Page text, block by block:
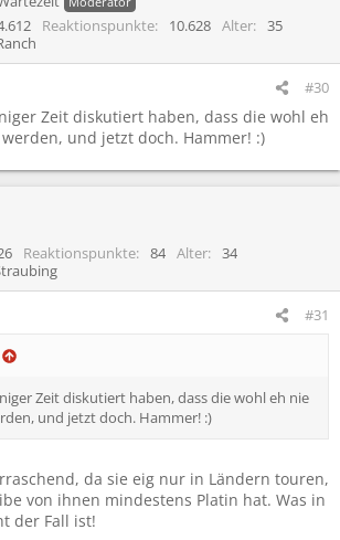
Reaktionspunkte 10.628 Alter
35
#30
Zeit diskutiert haben, dass die wohl eh
und jetzt doch. Hammer! :)
Reaktionspunkte 84 Alter
34
#31
Zeit diskutiert haben, dass die wohl eh nie
und jetzt doch. Hammer! :)
da sie eig nur in Ländern touren,
von ihnen mindestens Platin hat. Was in
der Fall ist!